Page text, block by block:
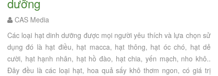
CAS Media
Các loại hạt dinh dưỡng được mọi người yêu thích và lựa chọn sử
dụng đó là hạt điều, hạt macca, hạt thông, hạt óc chó, hạt dẻ
cười, hạt hạnh nhân, hạt hồ đào, hạt chia, yến mạch, nho khô..
Đây đều là các loại hạt, hoa quả sấy khô thơm ngon, có giá trị